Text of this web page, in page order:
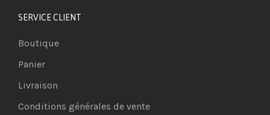
SERVICE CLIENT
Boutique
Panier
Livraison
Conditions générales de vente